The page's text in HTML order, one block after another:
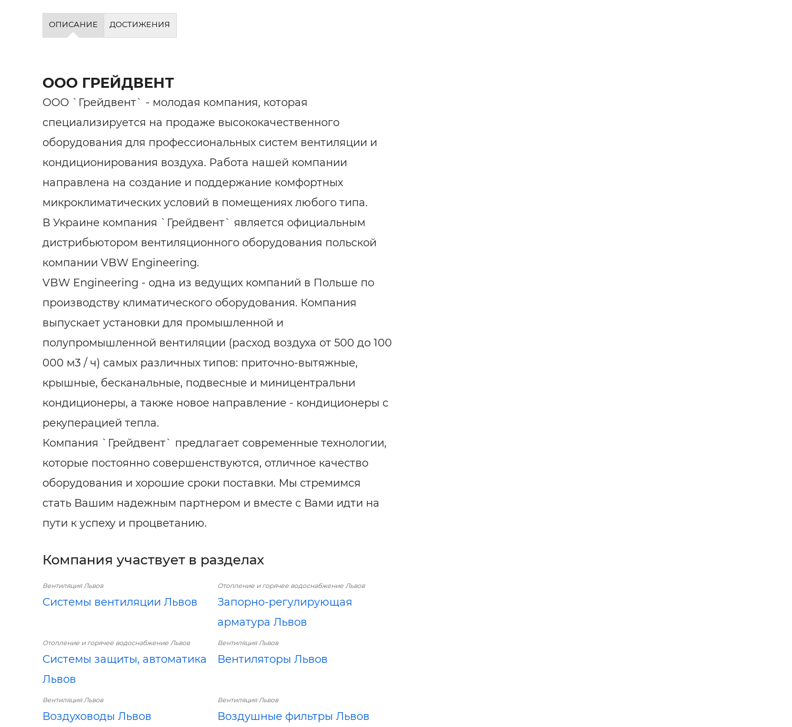
ОПИСАНИЕ ДОСТИЖЕНИЯ
ООО ГРЕЙДВЕНТ
ООО `Грейдвент` - молодая компания, которая
специализируется на продаже высококачественного
оборудования для профессиональных систем вентиляции и
кондиционирования воздуха. Работа нашей компании
направлена ​​на создание и поддержание комфортных
микроклиматических условий в помещениях любого типа.
В Украине компания `Грейдвент` является официальным
дистрибьютором вентиляционного оборудования польской
компании VBW Engineering.
VBW Engineering - одна из ведущих компаний в Польше по
производству климатического оборудования. Компания
выпускает установки для промышленной и
полупромышленной вентиляции (расход воздуха от 500 до 100
000 м3 / ч) самых различных типов: приточно-вытяжные,
крышные, бесканальные, подвесные и миницентральни
кондиционеры, а также новое направление - кондиционеры с
рекуперацией тепла.
Компания `Грейдвент` предлагает современные технологии,
которые постоянно совершенствуются, отличное качество
оборудования и хорошие сроки поставки. Мы стремимся
стать Вашим надежным партнером и вместе с Вами идти на
пути к успеху и процветанию.
Компания участвует в разделах
Вентиляция Львов
Системы вентиляции Львов
Отопление и горячее водоснабжение Львов
Запорно-регулирующая
арматура Львов
Отопление и горячее водоснабжение Львов
Системы защиты, автоматика
Львов
Вентиляция Львов
Вентиляторы Львов
Вентиляция Львов
Воздуховоды Львов
Вентиляция Львов
Воздушные фильтры Львов